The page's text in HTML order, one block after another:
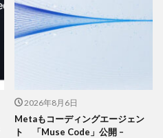
2026年8月6日
Metaもコーディングエージェン
ト 「Muse Code」公開 –